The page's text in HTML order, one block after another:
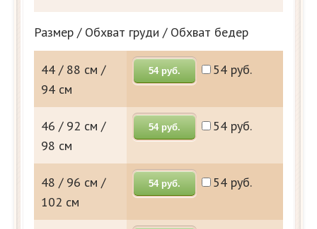
Размер / Обхват груди / Обхват бедер
44 / 88 см /
94 см
54 руб. 54 руб.
46 / 92 см /
98 см
54 руб. 54 руб.
48 / 96 см /
102 см
54 руб. 54 руб.